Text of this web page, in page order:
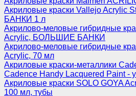
Акриловые краски Vallejo
БАНКИ 1 л
Акрилово-меловые гибридные
Acrylic, БОЛЬШИЕ БАНКИ
Акрилово-меловые гибридные
Acrylic, 70 мл
Акриловые краски-металлики
Cadence Handy Lacquered Paint -
Акриловые краски SOLO GOYA
100 мл, тубы